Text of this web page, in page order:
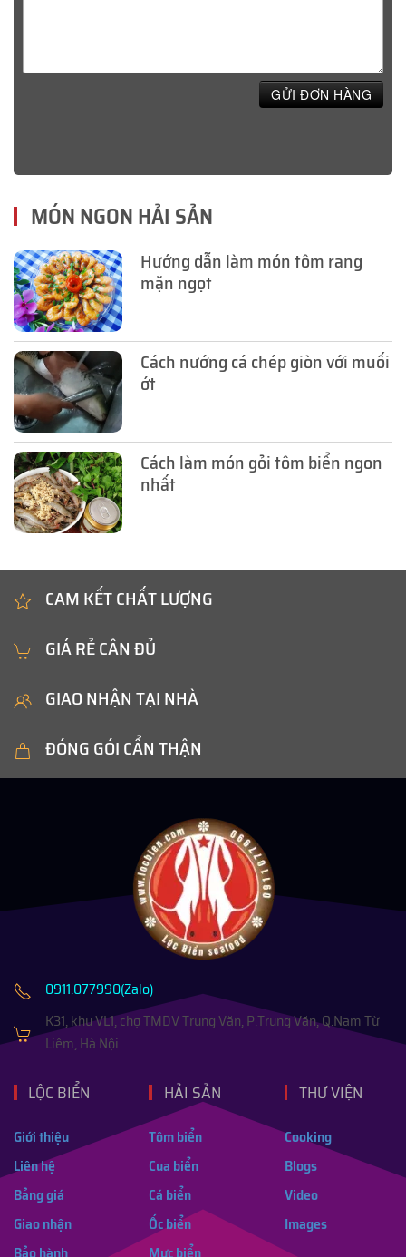
GỬI ĐƠN HÀNG
MÓN NGON HẢI SẢN
Hướng dẫn làm món tôm rang
mặn ngọt
Cách nướng cá chép giòn với muối
ớt
Cách làm món gỏi tôm biển ngon
nhất
CAM KẾT CHẤT LƯỢNG
GIÁ RẺ CÂN ĐỦ
GIAO NHẬN TẠI NHÀ
ĐÓNG GÓI CẨN THẬN
0911.077990(Zalo)
K31, khu VL1, chợ TMDV Trung Văn, P.Trung Văn, Q.Nam Từ
Liêm, Hà Nội
LỘC BIỂN
Giới thiệu
Liên hệ
Bảng giá
Giao nhận
HẢI SẢN
Tôm biển
Cua biển
Cá biển
Ốc biển
THƯ VIỆN
Cooking
Blogs
Video
Images